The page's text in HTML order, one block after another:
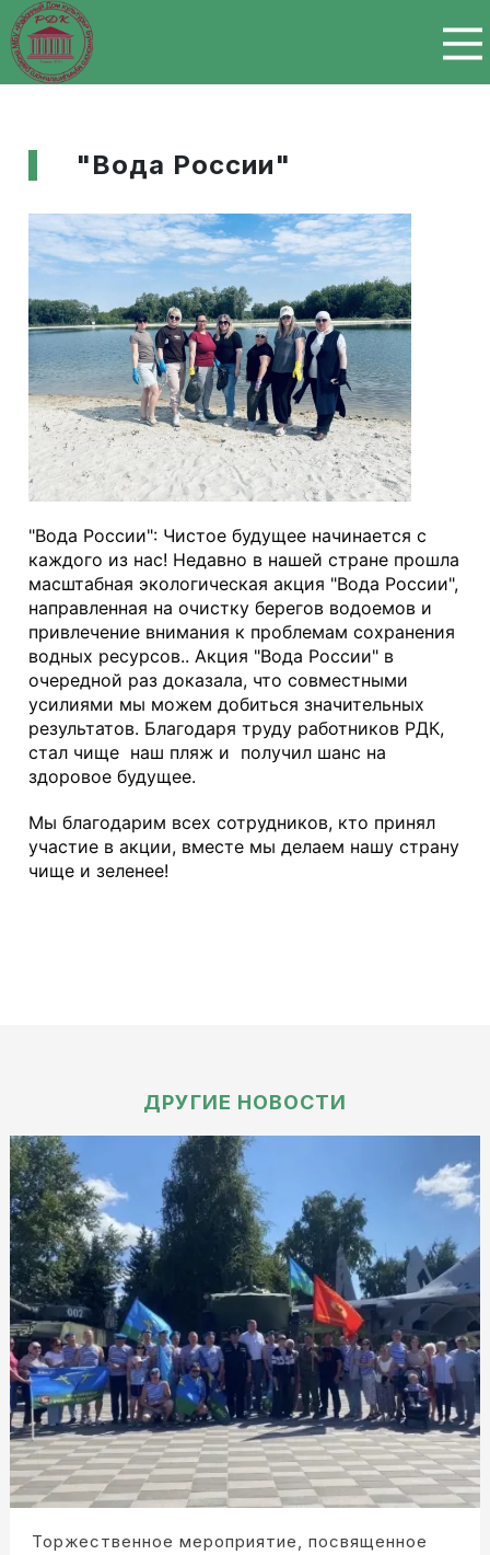
Перейти к основному содержанию
"Вода России"
"Вода России": Чистое будущее начинается с
каждого из нас! Недавно в нашей стране прошла
масштабная экологическая акция "Вода России",
направленная на очистку берегов водоемов и
привлечение внимания к проблемам сохранения
водных ресурсов.. Акция "Вода России" в
очередной раз доказала, что совместными
усилиями мы можем добиться значительных
результатов. Благодаря труду работников РДК,
стал чище  наш пляж и  получил шанс на
здоровое будущее.
Мы благодарим всех сотрудников, кто принял
участие в акции, вместе мы делаем нашу страну
чище и зеленее!
ДРУГИЕ НОВОСТИ
Торжественное мероприятие, посвященное